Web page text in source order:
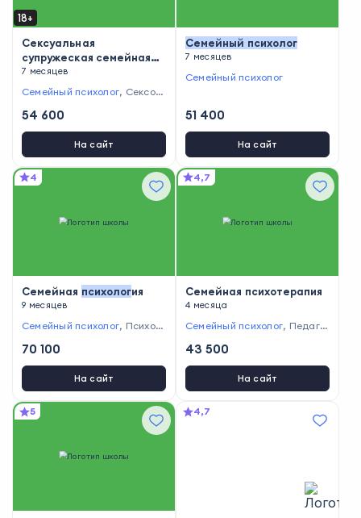
18+
Сексуальная
супружеская семейная
терапия
7 месяцев
Семейный психолог, Сексол
54 600
На сайт
Семейный психолог
7 месяцев
Семейный психолог
51 400
На сайт
4
Семейная психология
9 месяцев
Семейный психолог, Психол
холог
70 100
На сайт
4,7
Семейная психотерапия
4 месяца
Семейный психолог, Педагог
43 500
На сайт
5 4,7